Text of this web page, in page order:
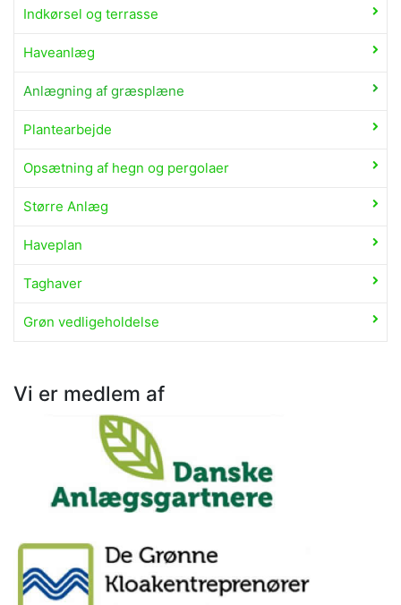
Indkørsel og terrasse
Haveanlæg
Anlægning af græsplæne
Plantearbejde
Opsætning af hegn og pergolaer
Større Anlæg
Haveplan
Taghaver
Grøn vedligeholdelse
Vi er medlem af